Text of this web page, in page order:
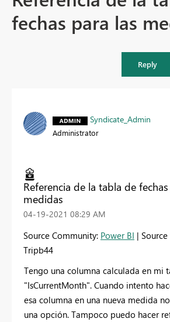
fechas para las
Reply
Syndicate_Admin
Administrator
Referencia de la tabla de
medidas
‎04-19-2021 08:29 AM
Source Community: Power BI |
Tripb44
Tengo una columna calculada en mi
"IsCurrentMonth". Cuando intento
esa columna en una nueva medida
una opción. Tampoco puedo hacer